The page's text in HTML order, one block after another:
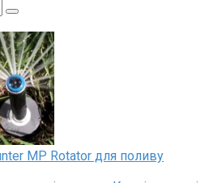
MP Rotator для поливу